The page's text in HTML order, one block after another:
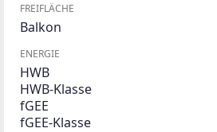
FREIFLÄCHE
Balkon
ENERGIE
HWB
HWB-Klasse
fGEE
fGEE-Klasse